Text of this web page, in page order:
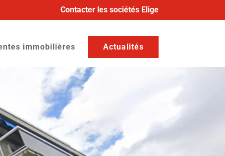
Contacter les sociétés Elige
immobilières Actualités